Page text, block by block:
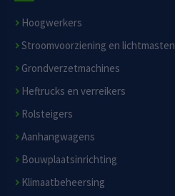
Hoogwerkers
Stroomvoorziening en lichtmasten
Grondverzetmachines
Heftrucks en verreikers
Rolsteigers
Aanhangwagens
Bouwplaatsinrichting
Klimaatbeheersing